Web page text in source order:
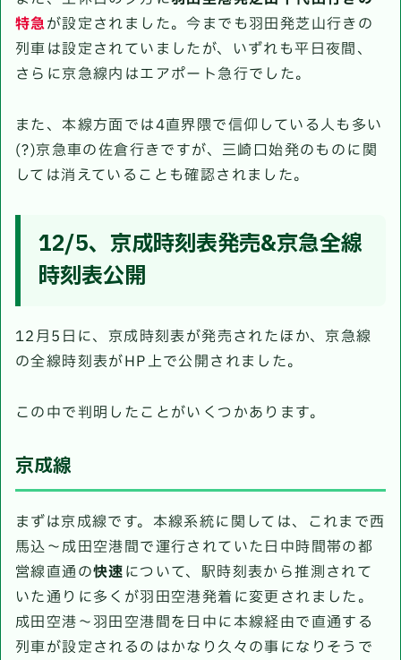
特急が設定されました。今までも羽田発芝山行きの
列車は設定されていましたが、いずれも平日夜間、
さらに京急線内はエアポート急行でした。
また、本線方面では4直界隈で信仰している人も多い
(?)京急車の佐倉行きですが、三崎口始発のものに関
しては消えていることも確認されました。
12/5、京成時刻表発売&京急全線
時刻表公開
12月5日に、京成時刻表が発売されたほか、京急線
の全線時刻表がHP上で公開されました。
この中で判明したことがいくつかあります。
京成線
まずは京成線です。本線系統に関しては、これまで西
馬込～成田空港間で運行されていた日中時間帯の都
営線直通の快速について、駅時刻表から推測されて
いた通りに多くが羽田空港発着に変更されました。
成田空港～羽田空港間を日中に本線経由で直通する
列車が設定されるのはかなり久々の事になりそうで